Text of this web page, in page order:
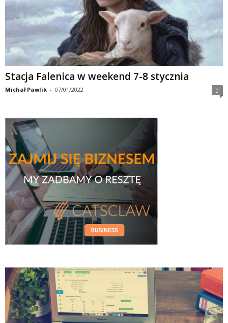
Stacja Falenica w weekend 7-8 stycznia
Michał Pawlik - 07/01/2022 0